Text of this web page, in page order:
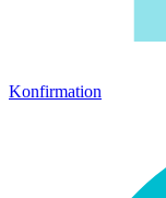
Konfirmation